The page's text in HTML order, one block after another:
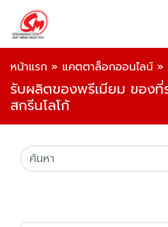
หน้าแรก » แคตตาล็อกออนไลน์ »
รับผลิตของพรีเมียม ของ
สกรีนโลโก้